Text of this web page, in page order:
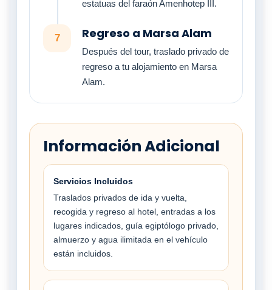
estatuas del faraón Amenhotep III.
7 Regreso a Marsa Alam
Después del tour, traslado privado de
regreso a tu alojamiento en Marsa
Alam.
Información Adicional
Servicios Incluidos
Traslados privados de ida y vuelta,
recogida y regreso al hotel, entradas a los
lugares indicados, guía egiptólogo privado,
almuerzo y agua ilimitada en el vehículo
están incluidos.